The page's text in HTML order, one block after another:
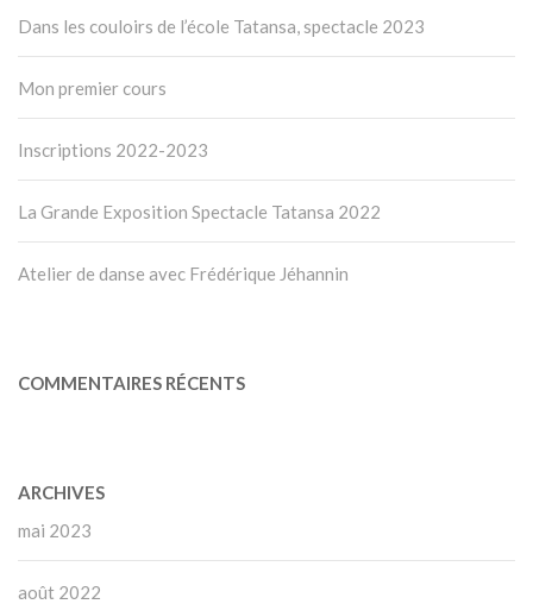
Dans les couloirs de l’école Tatansa, spectacle 2023
Mon premier cours
Inscriptions 2022-2023
La Grande Exposition Spectacle Tatansa 2022
Atelier de danse avec Frédérique Jéhannin
COMMENTAIRES RÉCENTS
ARCHIVES
mai 2023
août 2022